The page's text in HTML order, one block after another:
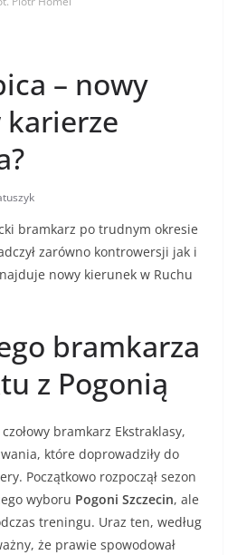
– nowy
karierze
bramkarz po trudnym okresie
zarówno kontrowersji jak i
nowy kierunek w Ruchu
bramkarza
z Pogonią
bramkarz Ekstraklasy,
które doprowadziły do
Początkowo rozpoczął sezon
wyboru Pogoni Szczecin, ale
treningu. Uraz ten, według
że prawie spowodował